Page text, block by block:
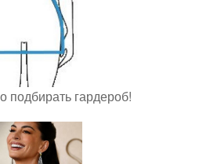
подбирать гардероб!